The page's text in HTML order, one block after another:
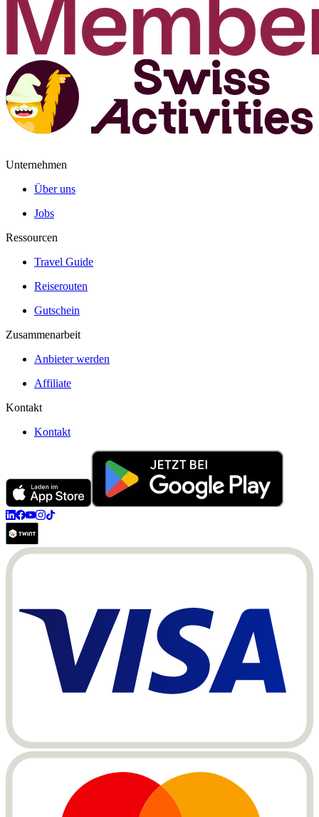
Unternehmen
Über uns
Jobs
Ressourcen
Travel Guide
Reiserouten
Gutschein
Zusammenarbeit
Anbieter werden
Affiliate
Kontakt
Kontakt